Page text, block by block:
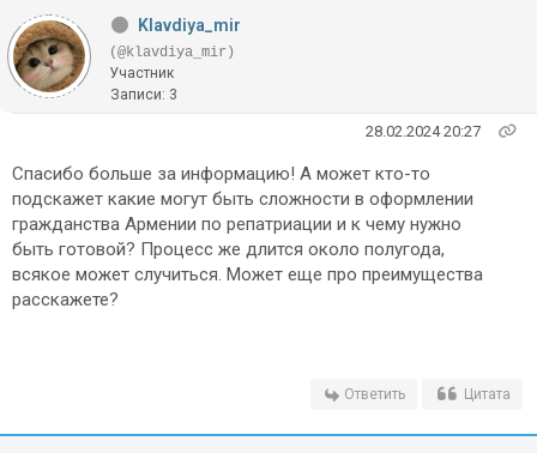
Klavdiya_mir
(@klavdiya_mir)
Участник
Записи: 3
28.02.2024 20:27
Спасибо больше за информацию! А может кто-то
подскажет какие могут быть сложности в оформлении
гражданства Армении по репатриации и к чему нужно
быть готовой? Процесс же длится около полугода,
всякое может случиться. Может еще про преимущества
расскажете?
Ответить Цитата